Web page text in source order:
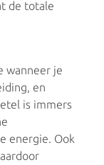
de totale
wanneer je
en
is immers
energie. Ook